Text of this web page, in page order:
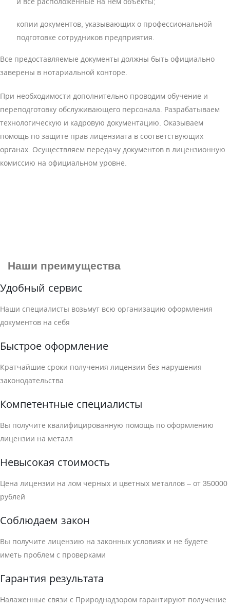
и все расположенные на нём объекты;
копии документов, указывающих о профессиональной
подготовке сотрудников предприятия.
Все предоставляемые документы должны быть официально
заверены в нотариальной конторе.
При необходимости дополнительно проводим обучение и
переподготовку обслуживающего персонала. Разрабатываем
технологическую и кадровую документацию. Оказываем
помощь по защите прав лицензиата в соответствующих
органах. Осуществляем передачу документов в лицензионную
комиссию на официальном уровне.
Наши преимущества
Удобный сервис
Наши специалисты возьмут всю организацию оформления
документов на себя
Быстрое оформление
Кратчайшие сроки получения лицензии без нарушения
законодательства
Компетентные специалисты
Вы получите квалифицированную помощь по оформлению
лицензии на металл
Невысокая стоимость
Цена лицензии на лом черных и цветных металлов – от 350000
рублей
Соблюдаем закон
Вы получите лицензию на законных условиях и не будете
иметь проблем с проверками
Гарантия результата
Налаженные связи с Природнадзором гарантируют получение